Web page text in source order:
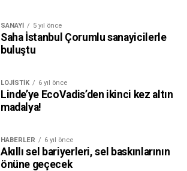
SANAYI 5 yıl önce
Saha İstanbul Çorumlu sanayicilerle
buluştu
LOJISTIK 6 yıl önce
Linde’ye EcoVadis’den ikinci kez altın
madalya!
HABERLER 6 yıl önce
Akıllı sel bariyerleri, sel baskınlarının
önüne geçecek